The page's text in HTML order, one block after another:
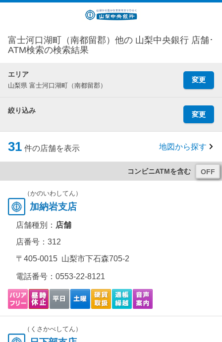
富士河口湖町（南都留郡）他の 山梨中央銀行 店舗･
ATM検索の検索結果
エリア
山梨県 富士河口湖町（南都留郡）
変更
絞り込み 変更
31 件の店舗を表示 地図から探す
コンビニATMを含む
（かのいわしてん）
加納岩支店
店舗種別： 店舗
店番号：312
〒405-0015 山梨市下石森705-2
電話番号： 0553-22-8121
（くさかべしてん）